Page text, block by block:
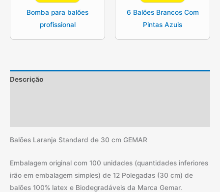
Bomba para balões
profissional
6 Balões Brancos Com
Pintas Azuis
Descrição
Balões Laranja Standard de 30 cm GEMAR
Embalagem original com 100 unidades (quantidades inferiores
irão em embalagem simples) de 12 Polegadas (30 cm) de
balões 100% latex e Biodegradáveis da Marca Gemar.